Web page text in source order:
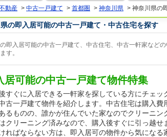
動産 > 中古一戸建て > 首都圏 > 神奈川県 > 神奈川県の
の即入居可能の中古一戸建て・中古住宅を探す
即入居可能の中古一戸建て、中古住宅、中古一軒家など
す。
居可能の中古一戸建て物件特集
すぐに入居できる一軒家を探している方にチェッ
古一戸建て物件を紹介します。中古住宅は購入費
るものの、誰かが住んでいた家なのでクリーニ
クリーニング済みなので、購入後すぐに引っ越せ
ればならない方は、即入居可の物件から気になる